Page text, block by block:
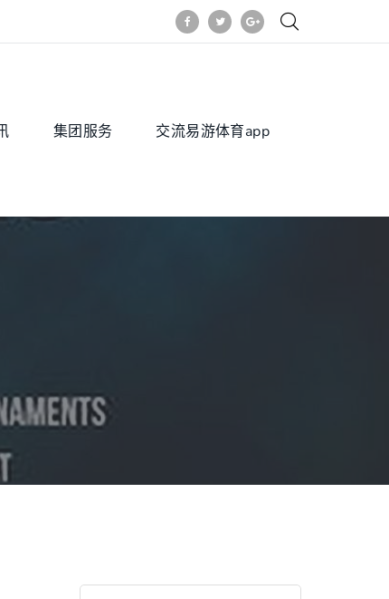
集团服务 交流易游体育app